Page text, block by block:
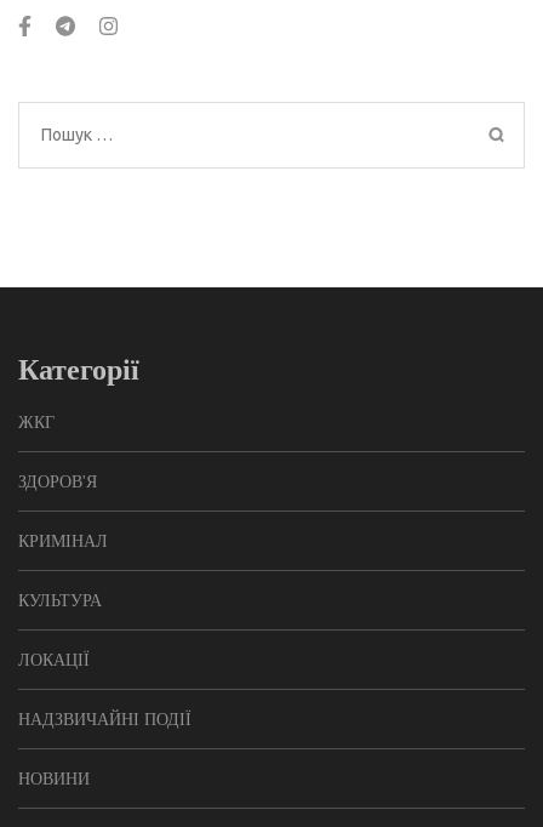
Пошук:
Категорії
ЖКГ
ЗДОРОВ'Я
КРИМІНАЛ
КУЛЬТУРА
ЛОКАЦІЇ
НАДЗВИЧАЙНІ ПОДІЇ
НОВИНИ